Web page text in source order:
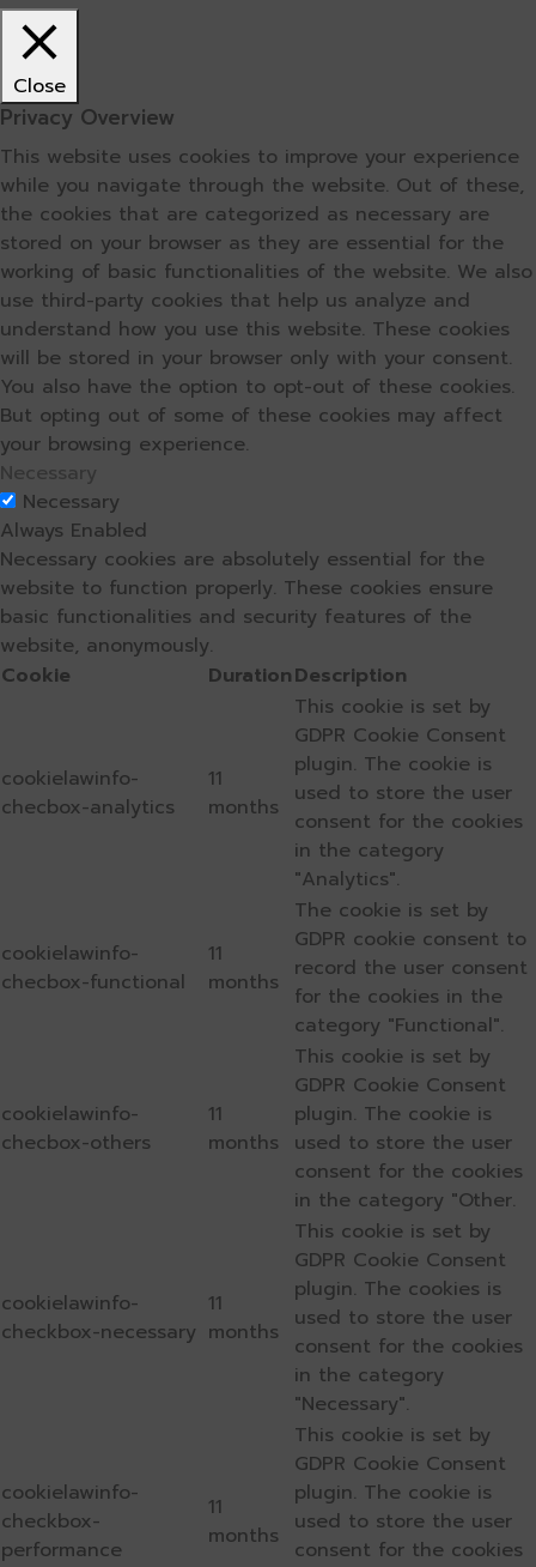
Close
Privacy Overview
This website uses cookies to improve your experience
while you navigate through the website. Out of these,
the cookies that are categorized as necessary are
stored on your browser as they are essential for the
working of basic functionalities of the website. We also
use third-party cookies that help us analyze and
understand how you use this website. These cookies
will be stored in your browser only with your consent.
You also have the option to opt-out of these cookies.
But opting out of some of these cookies may affect
your browsing experience.
Necessary
Necessary
Always Enabled
Necessary cookies are absolutely essential for the
website to function properly. These cookies ensure
basic functionalities and security features of the
website, anonymously.
Cookie
DurationDescription
cookielawinfo-
checbox-analytics
11
months
This cookie is set by
GDPR Cookie Consent
plugin. The cookie is
used to store the user
consent for the cookies
in the category
"Analytics".
cookielawinfo-
checbox-functional
11
months
The cookie is set by
GDPR cookie consent to
record the user consent
for the cookies in the
category "Functional".
cookielawinfo-
checbox-others
11
months
This cookie is set by
GDPR Cookie Consent
plugin. The cookie is
used to store the user
consent for the cookies
in the category "Other.
cookielawinfo-
checkbox-necessary
11
months
This cookie is set by
GDPR Cookie Consent
plugin. The cookies is
used to store the user
consent for the cookies
in the category
"Necessary".
cookielawinfo-
checkbox-
performance
11
months
This cookie is set by
GDPR Cookie Consent
plugin. The cookie is
used to store the user
consent for the cookies